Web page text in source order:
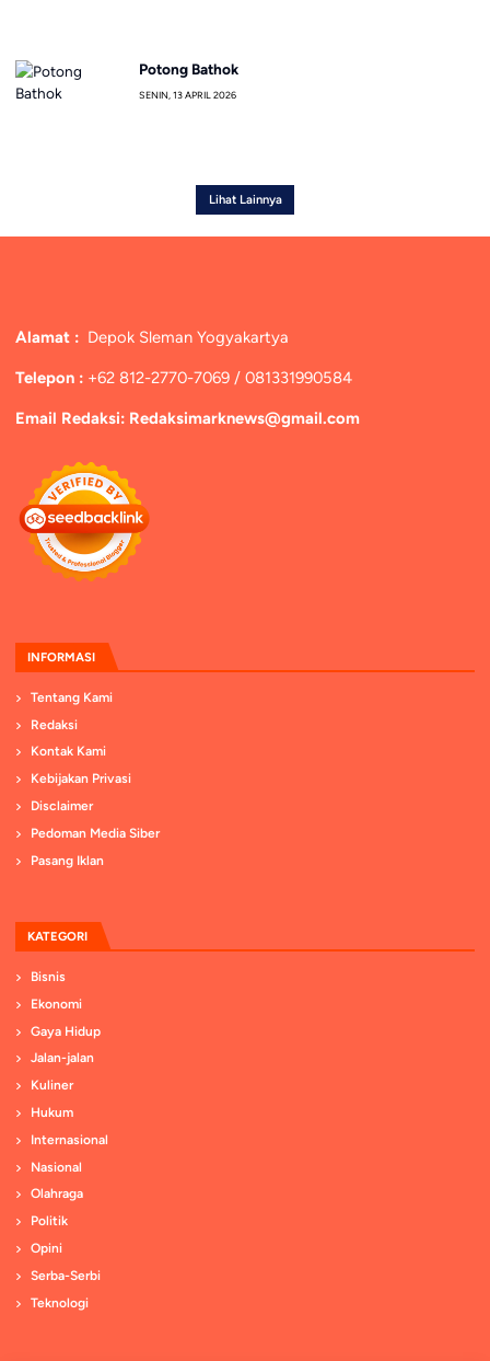
Potong Bathok
SENIN, 13 APRIL 2026
Lihat Lainnya
Alamat : Depok Sleman Yogyakartya
Telepon : +62 812-2770-7069 / 081331990584
Email Redaksi: Redaksimarknews@gmail.com
INFORMASI
Tentang Kami
Redaksi
Kontak Kami
Kebijakan Privasi
Disclaimer
Pedoman Media Siber
Pasang Iklan
KATEGORI
Bisnis
Ekonomi
Gaya Hidup
Jalan-jalan
Kuliner
Hukum
Internasional
Nasional
Olahraga
Politik
Opini
Serba-Serbi
Teknologi